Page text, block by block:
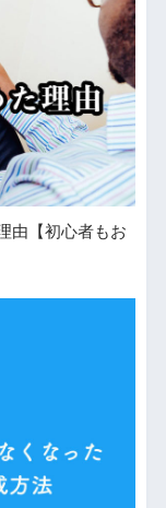
由【初心者もお